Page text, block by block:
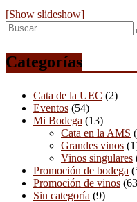
[Show slideshow]
Categorías
Cata de la UEC (2)
Eventos (54)
Mi Bodega (13)
Cata en la AMS
Grandes vinos
Vinos singulares
Promoción de bodega
Promoción de vinos
Sin categoría (9)